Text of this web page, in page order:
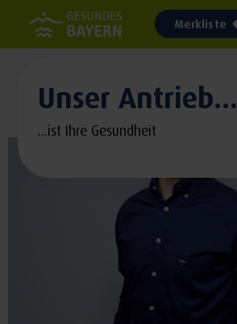
Merkliste
Unser Antrieb...
...ist Ihre Gesundheit